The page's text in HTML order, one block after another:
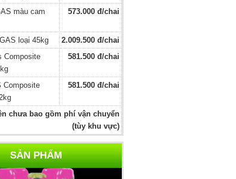
màu cam
573.000 đ/chai
loại 45kg
2.009.500 đ/chai
Composite
581.500 đ/chai
Composite
581.500 đ/chai
chưa bao gồm phí vận chuyển
(tùy khu vực)
SẢN PHẨM